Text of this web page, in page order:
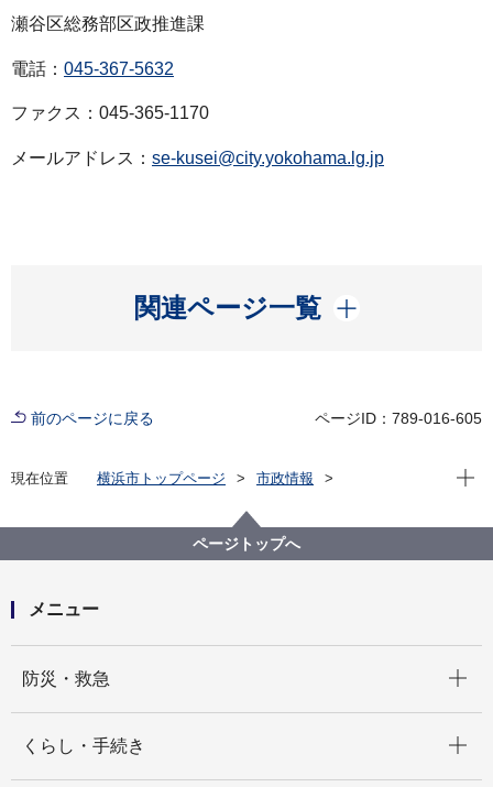
瀬谷区総務部区政推進課
電話： 045-367-5632
ファクス：045-365-1170
メールアドレス： se-kusei@city.yokohama.lg.jp
関連ページ一覧
開く
前のページに戻る ページID：789-016-605
現在位置 横浜市トップページ
市政情報
たねダンゴで公園に花畑をつくろう ワークショップ参
加者を募集します。
現在
ページトップへ
メニュー
防災・救急
くらし・手続き